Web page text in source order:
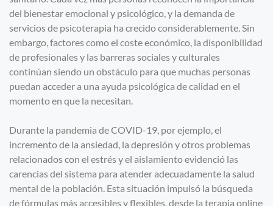
del bienestar emocional y psicológico, y la demanda de
servicios de psicoterapia ha crecido considerablemente. Sin
embargo, factores como el coste económico, la disponibilidad
de profesionales y las barreras sociales y culturales
continúan siendo un obstáculo para que muchas personas
puedan acceder a una ayuda psicológica de calidad en el
momento en que la necesitan.
Durante la pandemia de COVID-19, por ejemplo, el
incremento de la ansiedad, la depresión y otros problemas
relacionados con el estrés y el aislamiento evidenció las
carencias del sistema para atender adecuadamente la salud
mental de la población. Esta situación impulsó la búsqueda
de fórmulas más accesibles y flexibles, desde la terapia online